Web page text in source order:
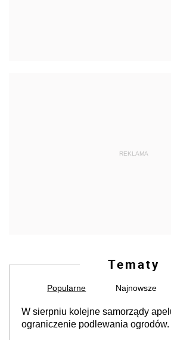
REKLAMA
Tematy
Popularne Najnowsze
W sierpniu kolejne samorządy
ograniczenie podlewania